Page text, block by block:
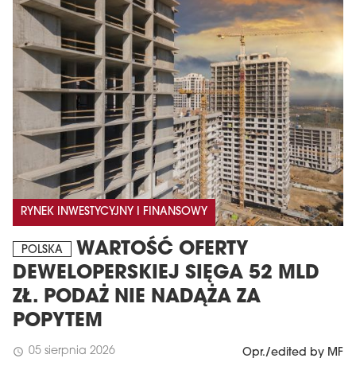
RYNEK INWESTYCYJNY I FINANSOWY
POLSKA
WARTOŚĆ OFERTY
DEWELOPERSKIEJ SIĘGA 52 MLD
ZŁ. PODAŻ NIE NADĄŻA ZA
POPYTEM
schedule 05 sierpnia 2026 Opr./edited by MF
MAGAZYN
Wydanie 6 (308)
CZERWIEC 2026
Więcej w tym wydaniu
arrow_forward
Zamów teraz!